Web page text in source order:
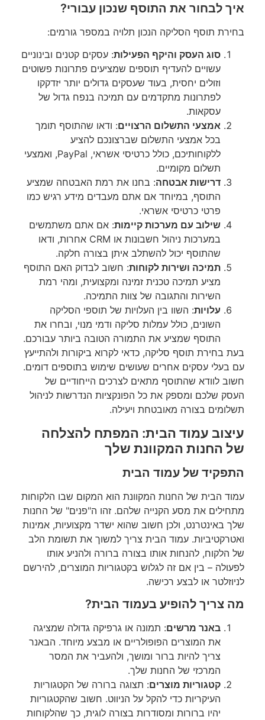
איך לבחור את התוסף שנכון עבורי?
בחירת תוסף הסליקה הנכון תלויה במספר גורמים:
סוג העסק והיקף הפעילות: עסקים קטנים ובינוניים
עשויים להעדיף תוספים שמציעים פתרונות פשוטים
וזולים יחסית, בעוד שעסקים גדולים יותר יזדקקו
לפתרונות מתקדמים עם תמיכה בנפח גדול של
עסקאות.
אמצעי התשלום הרצויים: ודאו שהתוסף תומך
בכל אמצעי התשלום שברצונכם להציע
ללקוחותיכם, כולל כרטיסי אשראי, PayPal, ואמצעי
תשלום מקומיים.
דרישות אבטחה: בחנו את רמת האבטחה שמציע
התוסף, במיוחד אם אתם מעבדים מידע רגיש כמו
פרטי כרטיסי אשראי.
שילוב עם מערכות קיימות: אם אתם משתמשים
במערכות ניהול חשבונות או CRM אחרות, ודאו
שהתוסף יכול להשתלב איתן בצורה חלקה.
תמיכה ושירות לקוחות: חשוב לבדוק האם התוסף
מציע תמיכה טכנית זמינה ומקצועית, ומהי רמת
השירות והתגובה של צוות התמיכה.
עלויות: השוו בין העלויות של תוספי הסליקה
השונים, כולל עמלות סליקה ודמי מנוי, ובחרו את
התוסף שמציע את התמורה הטובה ביותר עבורכם.
בעת בחירת תוסף סליקה, כדאי לקרוא ביקורות ולהתייעץ
עם בעלי עסקים אחרים שעושים שימוש בתוספים דומים.
חשוב לוודא שהתוסף מתאים לצרכים הייחודיים של
העסק שלכם ומספק את כל הפונקציות הנדרשות לניהול
תשלומים בצורה מאובטחת ויעילה.
עיצוב עמוד הבית: המפתח להצלחה
של החנות המקוונת שלך
התפקיד של עמוד הבית
עמוד הבית של החנות המקוונת הוא המקום שבו הלקוחות
מתחילים את מסע הקנייה שלהם. זהו ה"פנים" של החנות
שלך באינטרנט, ולכן חשוב שהוא ישדר מקצועיות, אמינות
ואטרקטיביות. עמוד הבית צריך למשוך את תשומת הלב
של הלקוח, להנחות אותו בצורה ברורה ולהניע אותו
לפעולה – בין אם זה לגלוש בקטגוריות המוצרים, להירשם
לניוזלטר או לבצע רכישה.
מה צריך להופיע בעמוד הבית?
באנר מרשים: תמונה או גרפיקה גדולה שמציגה
את המוצרים הפופולריים או מבצע מיוחד. הבאנר
צריך להיות ברור ומושך, ולהעביר את המסר
המרכזי של החנות שלך.
קטגוריות מוצרים: תצוגה ברורה של הקטגוריות
העיקריות כדי להקל על הניווט. חשוב שהקטגוריות
יהיו ברורות ומסודרות בצורה לוגית, כך שהלקוחות